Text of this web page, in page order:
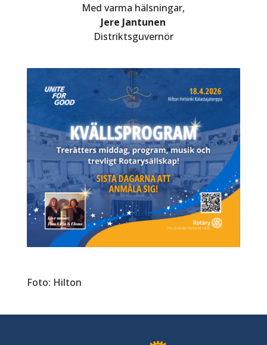
Med varma hälsningar,
Jere Jantunen
Distriktsguvernör
Foto: Hilton